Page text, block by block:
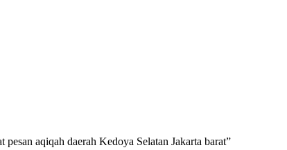
pesan aqiqah daerah Kedoya Selatan Jakarta barat”